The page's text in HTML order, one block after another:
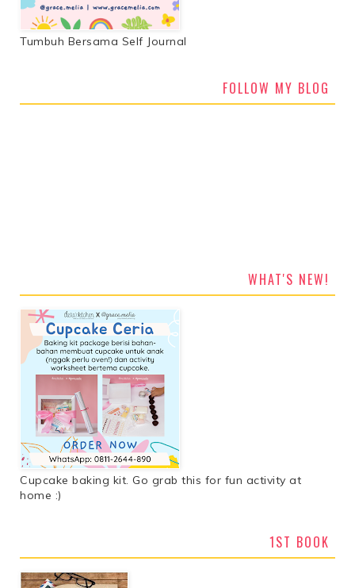
Tumbuh Bersama Self Journal
FOLLOW MY BLOG
WHAT'S NEW!
Cupcake baking kit. Go grab this for fun activity at
home :)
1ST BOOK